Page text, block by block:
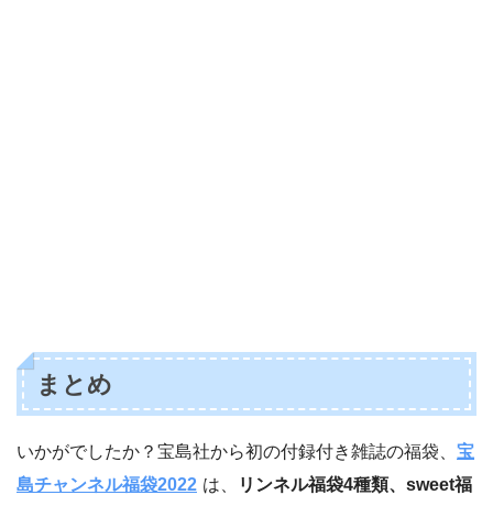
まとめ
いかがでしたか？宝島社から初の付録付き雑誌の福袋、 宝
島チャンネル福袋2022 は、
リンネル福袋4種類、sweet福